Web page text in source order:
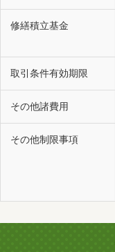
修繕積立基金
取引条件有効期限
その他諸費用
その他制限事項